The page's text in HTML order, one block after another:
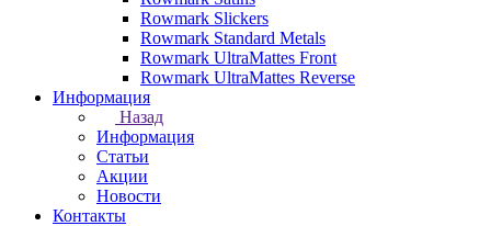
Rowmark Slickers
Rowmark Standard Metals
Rowmark UltraMattes Front
Rowmark UltraMattes Reverse
Информация
Назад
Информация
Статьи
Акции
Новости
Контакты